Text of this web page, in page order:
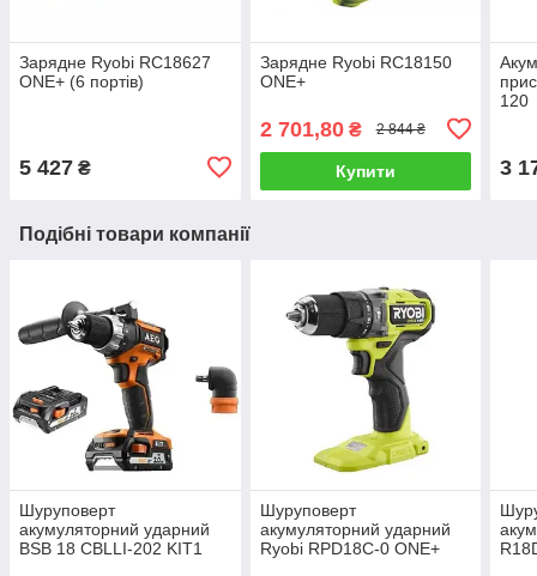
Зарядне Ryobi RC18627
ONE+ (6 портів)
5 427 ₴
Зарядне Ryobi RC18150
ONE+
2 701,80₴ 2 844 ₴
Купити
120
3
Подібні товари компанії
Шуруповерт
акумуляторний ударний
BSВ 18 CBLLI-202 KIT1
Шуруповерт
акумуляторний ударний
Ryobi RPD18C-0 ONE+